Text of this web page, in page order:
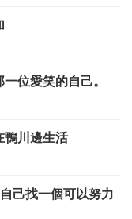
位愛笑的自己。
鴨川邊生活
己找一個可以努力